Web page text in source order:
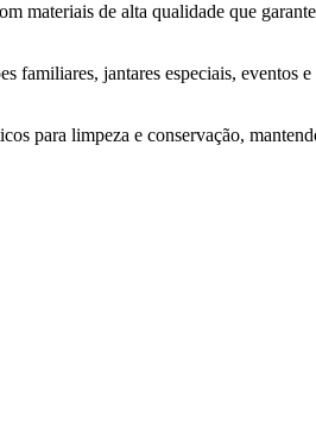
materiais de alta qualidade que
familiares, jantares especiais, eventos
para limpeza e conservação,